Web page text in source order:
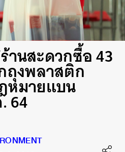
านสะดวกซื้อ 43
ถุงพลาสติก
หมายแบน
64